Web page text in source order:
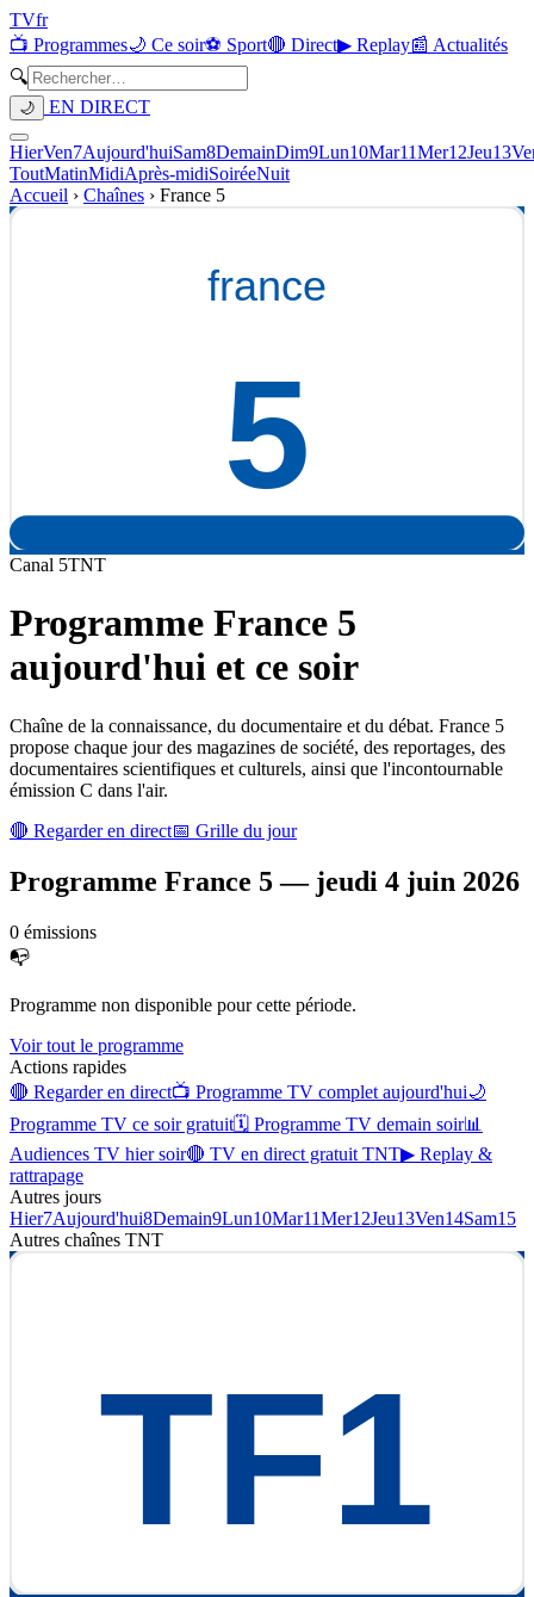
TVfr
📺 Programmes🌙 Ce soir⚽ Sport🔴 Direct▶ Replay📰 Actualités
🔍
🌙 EN DIRECT
HierVen7Aujourd'huiSam8DemainDim9Lun10Mar11Mer12Jeu13
ToutMatinMidiAprès-midiSoiréeNuit
Accueil › Chaînes › France 5
Canal 5TNT
Programme France 5
aujourd'hui et ce soir
Chaîne de la connaissance, du documentaire et du débat. France 5
propose chaque jour des magazines de société, des reportages, des
documentaires scientifiques et culturels, ainsi que l'incontournable
émission C dans l'air.
🔴 Regarder en direct📅 Grille du jour
Programme France 5— jeudi 4 juin 2026
0 émissions
📭
Programme non disponible pour cette période.
Voir tout le programme
Actions rapides
🔴 Regarder en direct📺 Programme TV complet aujourd'hui🌙
Programme TV ce soir gratuit🗓 Programme TV demain soir📊
Audiences TV hier soir🔴 TV en direct gratuit TNT▶ Replay &
rattrapage
Autres jours
Hier7Aujourd'hui8Demain9Lun10Mar11Mer12Jeu13Ven14Sam15
Autres chaînes TNT